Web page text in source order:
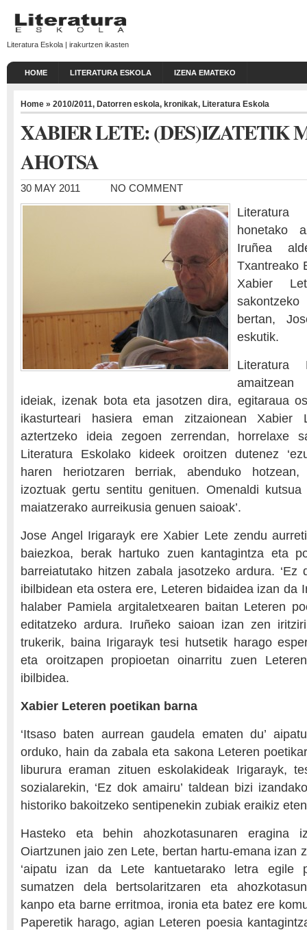
Literatura Eskola | irakurtzen ikasten
HOME LITERATURA ESKOLA IZENA EMATEKO
Home » 2010/2011, Datorren eskola, kronikak, Literatura Eskola
XABIER LETE: (DES)IZATETIK
AHOTSA
30 MAY 2011 NO COMMENT
Literatura
honetako
Iruñea
Txantreako
Xabier
bertan,
eskutik.
Literatura
amaitzean
ideiak, izenak bota eta jasotzen dira, egitaraua
ikasturteari hasiera eman zitzaionean Xabier
aztertzeko ideia zegoen zerrendan, horrelaxe
Literatura Eskolako kideek oroitzen dutenez
haren heriotzaren berriak, abenduko hotzean,
izoztuak gertu sentitu genituen. Omenaldi
maiatzerako aurreikusia genuen saioak’.
Jose Angel Irigarayk ere Xabier Lete zendu
baiezkoa, berak hartuko zuen kantagintza eta
barreiatutako hitzen zabala jasotzeko ardura. ‘Ez
ibilbidean eta ostera ere, Leteren bidaidea izan da
halaber Pamiela argitaletxearen baitan Leteren
editatzeko ardura. Iruñeko saioan izan zen
trukerik, baina Irigarayk tesi hutsetik harago
eta oroitzapen propioetan oinarritu zuen
ibilbidea.
Xabier Leteren poetikan barna
‘Itsaso baten aurrean gaudela ematen du’
orduko, hain da zabala eta sakona Leteren
liburura eraman zituen eskolakideak Irigarayk,
sozialarekin, ‘Ez dok amairu’ taldean bizi
historiko bakoitzeko sentipenekin zubiak eraikiz
Hasteko eta behin ahozkotasunaren eragina
Oiartzunen jaio zen Lete, bertan hartu-emana izan
‘aipatu izan da Lete kantuetarako letra egile
sumatzen dela bertsolaritzaren eta
kanpo eta barne erritmoa, ironia eta batez ere
Paperetik harago, agian Leteren poesia